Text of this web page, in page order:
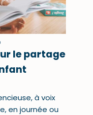
le partage
à voix
en journée ou